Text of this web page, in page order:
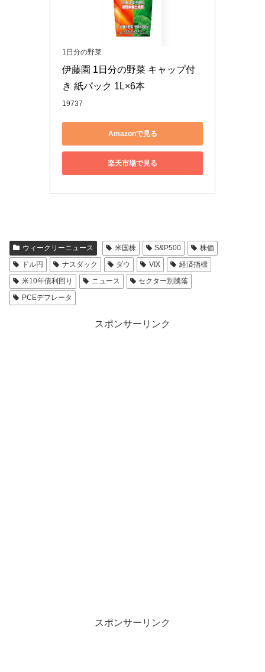
1日分の野菜
伊藤園 1日分の野菜 キャップ付
き 紙パック 1L×6本
19737
Amazonで見る
楽天市場で見る
ウィークリーニュース 米国株 S&P500
株価
ドル円
ナスダック ダウ VIX
経済指標
米10年債利回り
ニュース
セクター別騰落
PCEデフレータ
スポンサーリンク
スポンサーリンク